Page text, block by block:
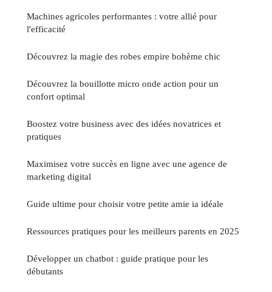
Machines agricoles performantes : votre allié pour
l'efficacité
Découvrez la magie des robes empire bohème chic
Découvrez la bouillotte micro onde action pour un
confort optimal
Boostez votre business avec des idées novatrices et
pratiques
Maximisez votre succès en ligne avec une agence de
marketing digital
Guide ultime pour choisir votre petite amie ia idéale
Ressources pratiques pour les meilleurs parents en 2025
Développer un chatbot : guide pratique pour les
débutants